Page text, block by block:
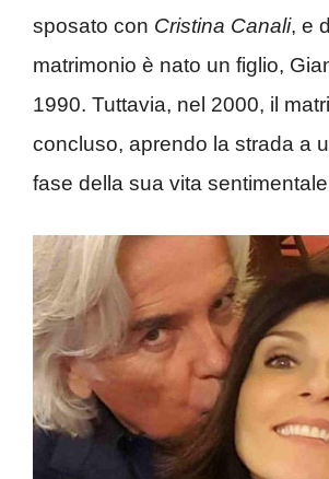
sposato con Cristina Canali, e
matrimonio è nato un figlio,
1990. Tuttavia, nel 2000, il
concluso, aprendo la strada a
fase della sua vita